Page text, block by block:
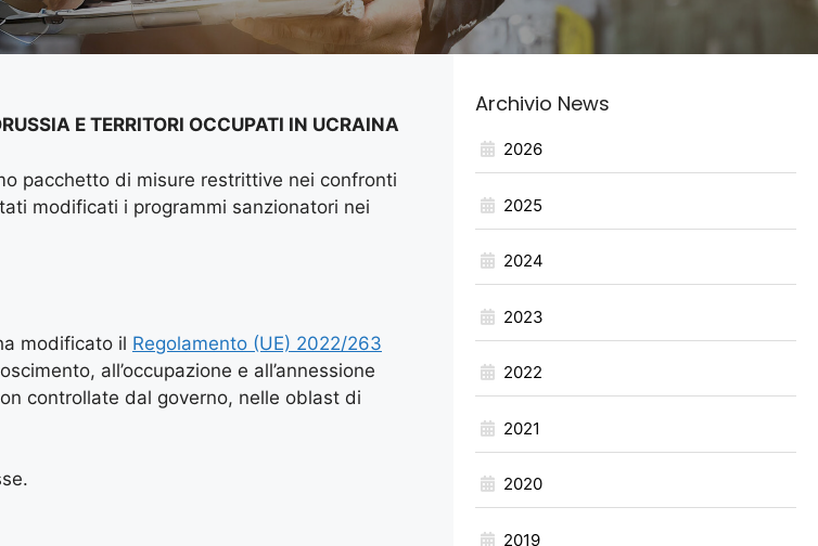
E TERRITORI OCCUPATI IN UCRAINA
pacchetto di misure restrittive nei confronti
modificati i programmi sanzionatori nei
modificato il Regolamento (UE) 2022/263
all’occupazione e all’annessione
controllate dal governo, nelle oblast di
Archivio News
2026
2025
2024
2023
2022
2021
2020
2019